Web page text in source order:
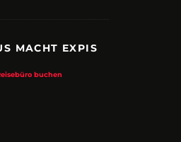
ZUPANCIC
MACHT EXPIS
buchen